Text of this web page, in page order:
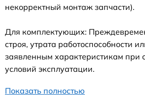
некорректный монтаж запчасти).
Для комплектующих:
строя, утрата работоспособности
заявленным характеристикам при
условий эксплуатации.
Показать полностью